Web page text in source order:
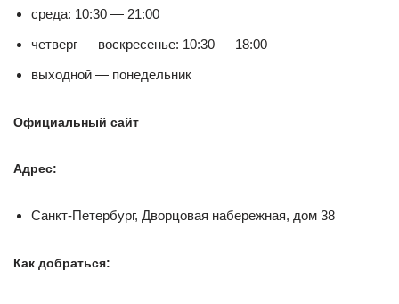
среда: 10:30 — 21:00
четверг — воскресенье: 10:30 — 18:00
выходной — понедельник
Официальный сайт
Адрес:
Санкт-Петербург, Дворцовая набережная, дом 38
Как добраться: